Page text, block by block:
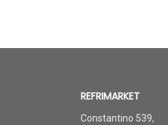
REFRIMARKET
Constantino 539,